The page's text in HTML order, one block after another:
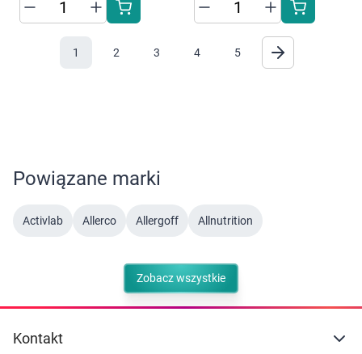
1 2 3 4 5
Powiązane marki
Activlab Allerco Allergoff Allnutrition
Zobacz wszystkie
Kontakt